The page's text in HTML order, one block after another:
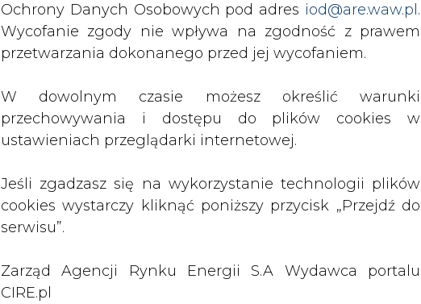
Ochrony Danych Osobowych pod adres iod@are.waw.pl .
Wycofanie zgody nie wpływa na zgodność z prawem
przetwarzania dokonanego przed jej wycofaniem.
W dowolnym czasie możesz określić warunki
przechowywania i dostępu do plików cookies w
ustawieniach przeglądarki internetowej.
Jeśli zgadzasz się na wykorzystanie technologii plików
cookies wystarczy kliknąć poniższy przycisk „Przejdź do
serwisu”.
Zarząd Agencji Rynku Energii S.A Wydawca portalu
CIRE.pl